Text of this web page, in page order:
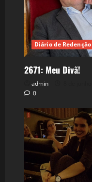
Diário de Redenção
2671: Meu Divã!
admin
0